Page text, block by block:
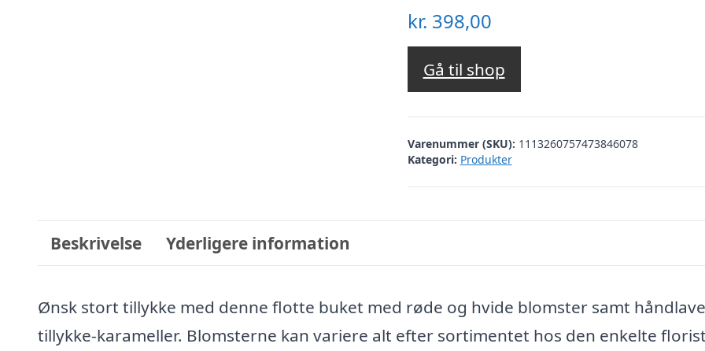
kr. 398,00
Gå til shop
Varenummer (SKU): 1113260757473846078
Kategori: Produkter
Beskrivelse Yderligere information
Ønsk stort tillykke med denne flotte buket med røde og hvide blomster samt
tillykke-karameller. Blomsterne kan variere alt efter sortimentet hos den enkelte